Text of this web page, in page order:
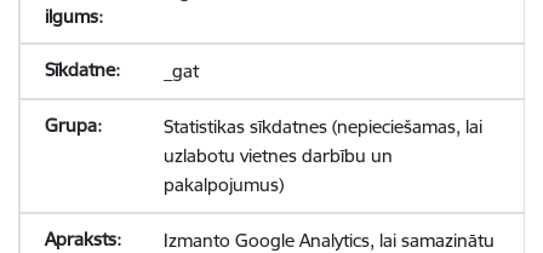
_gat
Statistikas sīkdatnes (nepieciešamas, lai
uzlabotu vietnes darbību un
pakalpojumus)
Izmanto Google Analytics, lai samazinātu